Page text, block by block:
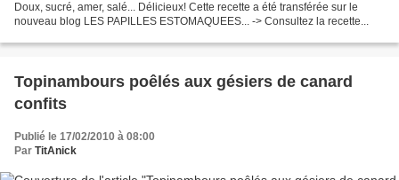
Doux, sucré, amer, salé... Délicieux! Cette recette a été transférée sur le
nouveau blog LES PAPILLES ESTOMAQUEES... -> Consultez la recette...
Topinambours poêlés aux gésiers de canard
confits
Publié le 17/02/2010 à 08:00
Par TitAnick